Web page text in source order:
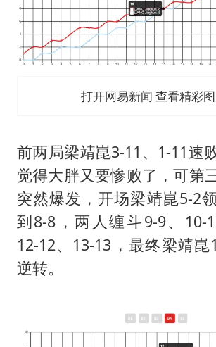
打开网易新闻 查看精彩
前两局梁靖崑3-11、1-11速
觉得大胖又要惨败了，可第
突然爆发，开场梁靖崑5-2
到8-8，两人缠斗9-9、10-
12-12、13-13，最终梁靖崑
逆转。